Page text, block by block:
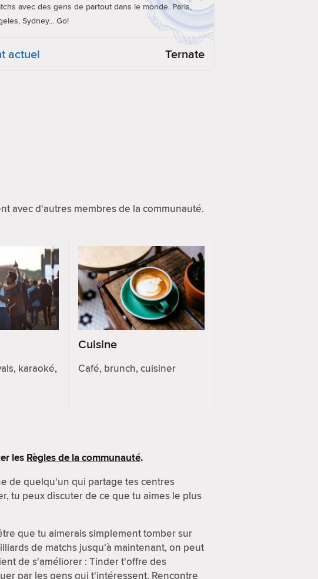
avec des gens de partout dans le monde. Paris,
Sydney... Go!
actuel Ternate
avec d'autres membres de la communauté.
karaoké,
Cuisine
Café, brunch, cuisiner
les Règles de la communauté.
de quelqu'un qui partage tes centres
tu peux discuter de ce que tu aimes le plus
que tu aimerais simplement tomber sur
de matchs jusqu'à maintenant, on peut
de s'améliorer : Tinder t'offre des
par les gens qui t'intéressent. Rencontre